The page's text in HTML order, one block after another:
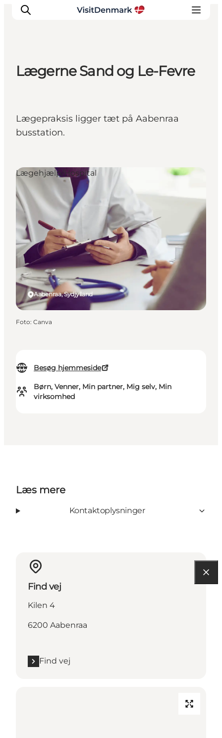
Oplevelser
Overnatning
Lægerne Sand og Le-Fevre
Lægepraksis ligger tæt på Aabenraa
busstation.
Besøg hjemmeside
Børn, Venner, Min partner, Mig selv, Min
virksomhed
Aabenraa, Sydjylland
Lægehjælp/Hospital
Foto: Canva
Læs mere
Kontaktoplysninger
Find vej
Kilen 4
6200 Aabenraa
Find vej